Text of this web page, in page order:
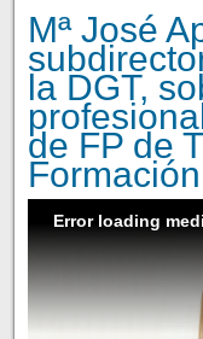
Mª José
la DGT,
de FP de
Error loading